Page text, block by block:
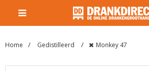
Home Gedistilleerd Monkey 47